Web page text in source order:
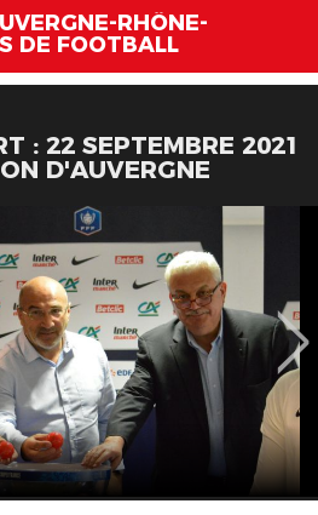
RHÔNE-
DE FOOTBALL
: 22 SEPTEMBRE 2021
D'AUVERGNE